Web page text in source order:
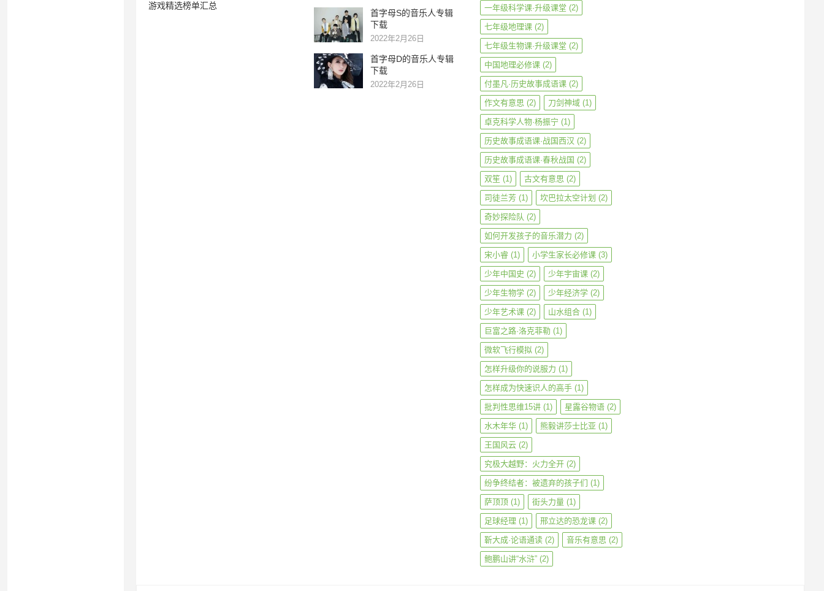
游戏精选榜单汇总
首字母S的音乐人专辑
下载
2022年2月26日
首字母D的音乐人专辑
下载
2022年2月26日
一年级科学课·升级课堂 (2)
七年级地理课(2)
七年级生物课·升级课堂 (2)
中国地理必修课(2)
付墨凡·历史故事成语课(2)
作文有意思 (2) 刀剑神域(1)
卓克科学人物·杨振宁 (1)
历史故事成语课·战国西汉 (2)
历史故事成语课·春秋战国 (2)
双笙(1) 古文有意思 (2)
司徒兰芳(1) 坎巴拉太空计划 (2)
奇妙探险队 (2)
如何开发孩子的音乐潜力 (2)
宋小睿(1) 小学生家长必修课(3)
少年中国史 (2) 少年宇宙课(2)
少年生物学(2) 少年经济学(2)
少年艺术课(2) 山水组合(1)
巨富之路·洛克菲勒 (1)
微软飞行模拟 (2)
怎样升级你的说服力 (1)
怎样成为快速识人的高手(1)
批判性思维15讲(1) 星露谷物语(2)
水木年华(1) 熊毅讲莎士比亚 (1)
王国风云(2)
究极大越野：火力全开(2)
纷争终结者：被遗弃的孩子们 (1)
萨顶顶(1) 街头力量(1)
足球经理 (1) 邢立达的恐龙课(2)
靳大成·论语通读(2) 音乐有意思 (2)
鲍鹏山讲“水浒”(2)